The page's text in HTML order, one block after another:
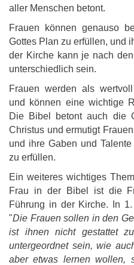
aller Menschen betont.
Frauen können genauso
Gottes Plan zu erfüllen, und
der Kirche kann je nach
unterschiedlich sein.
Frauen werden als
und können eine wichtige
Die Bibel betont auch die
Christus und ermutigt
und ihre Gaben und
zu erfüllen.
Ein weiteres wichtiges
Frau in der Bibel ist die
Führung in der Kirche. In
"Die Frauen sollen in den
ist ihnen nicht gestattet
untergeordnet sein, wie
aber etwas lernen wollen,